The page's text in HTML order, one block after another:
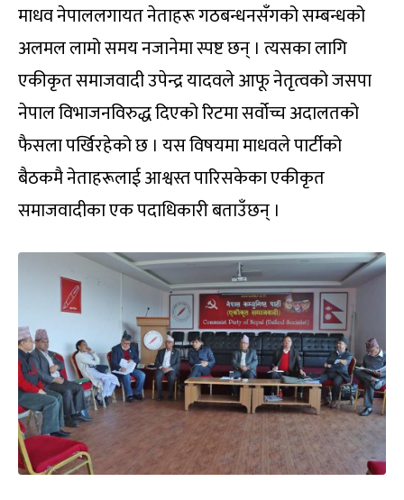
माधव नेपाललगायत नेताहरू गठबन्धनसँगको सम्बन्धको
अलमल लामो समय नजानेमा स्पष्ट छन् । त्यसका लागि
एकीकृत समाजवादी उपेन्द्र यादवले आफू नेतृत्वको जसपा
नेपाल विभाजनविरुद्ध दिएको रिटमा सर्वोच्च अदालतको
फैसला पर्खिरहेको छ । यस विषयमा माधवले पार्टीको
बैठकमै नेताहरूलाई आश्वस्त पारिसकेका एकीकृत
समाजवादीका एक पदाधिकारी बताउँछन् ।